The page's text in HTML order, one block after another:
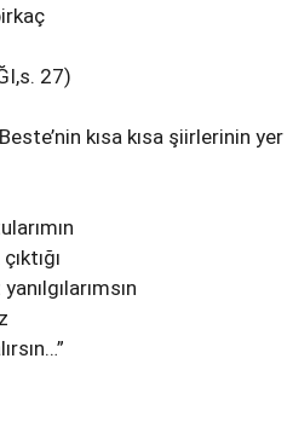
27)
kısa kısa şiirlerinin yer